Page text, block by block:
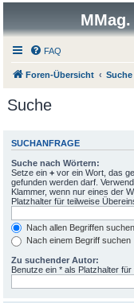
FAQ
Foren-Übersicht Suche
Suche
SUCHANFRAGE
Suche nach Wörtern:
Setze ein+ vor ein Wort, das
gefunden werden darf.
Klammer, wenn nur eines der
Platzhalter für teilweise
Nach allen Begriffen
Nach einem Begriff suchen
Zu suchender Autor:
Benutze ein * als Platzhalter